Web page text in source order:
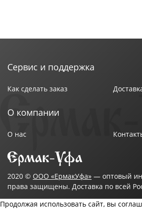
Сервис и поддержка
Как сделать заказ
О компании
О нас
2020 © ООО «ЕрмакУфа» — оптовый
права защищены. Доставка по всей
Продолжая использовать сайт, вы